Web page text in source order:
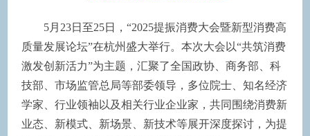
5月23日至25日，“2025提振消费大会暨新型消费高
质量发展论坛”在杭州盛大举行。本次大会以“共筑消费
激发创新活力”为主题，汇聚了全国政协、商务部、科
技部、市场监管总局等部委领导，多位院士、知名经济
学家、行业领袖以及相关行业企业家，共同围绕消费新
业态、新模式、新场景、新技术等展开深度探讨，为提